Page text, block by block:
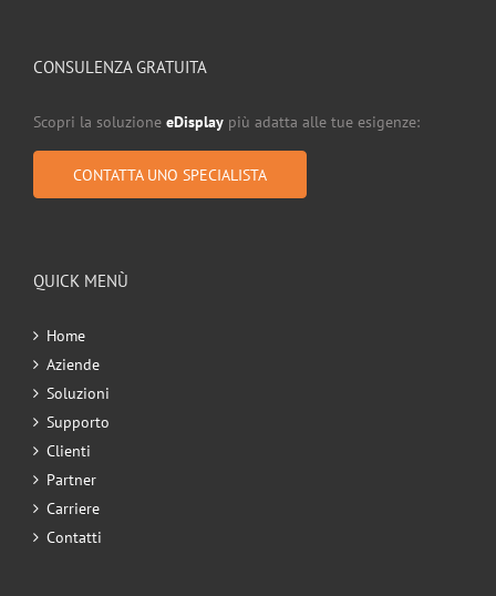
CONSULENZA GRATUITA
Scopri la soluzione eDisplay più adatta alle tue esigenze:
CONTATTA UNO SPECIALISTA
QUICK MENÙ
Home
Aziende
Soluzioni
Supporto
Clienti
Partner
Carriere
Contatti